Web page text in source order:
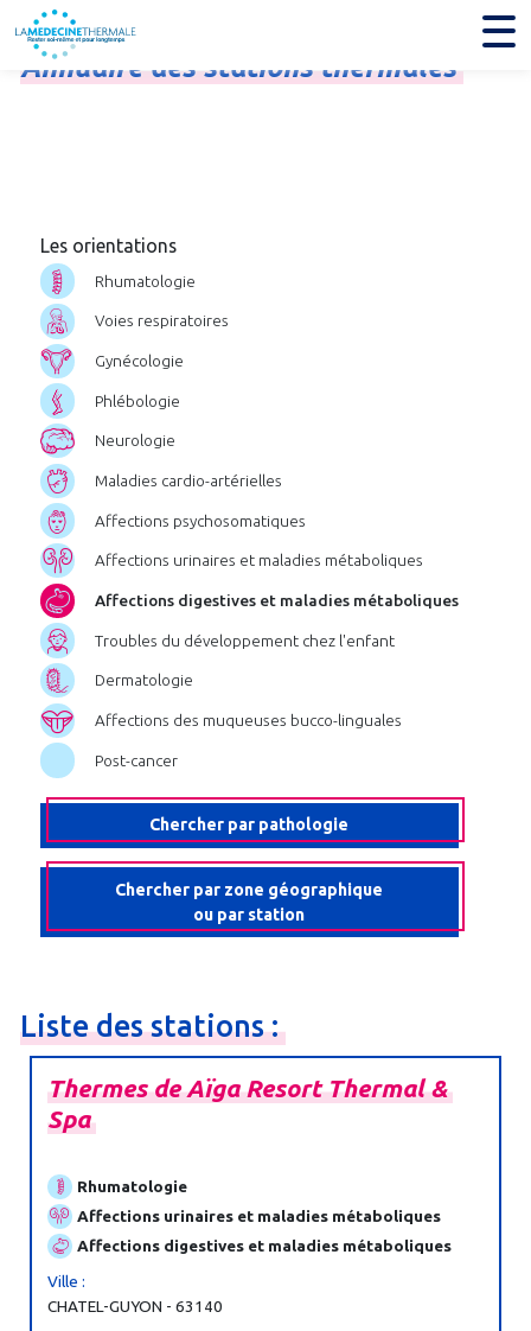
Annuairedesstationsthermales
Les orientations
Rhumatologie
Voies respiratoires
Gynécologie
Phlébologie
Neurologie
Maladies cardio-artérielles
Affections psychosomatiques
Affections urinaires et maladies métaboliques
Affections digestives et maladies métaboliques
Troubles du développement chez l'enfant
Dermatologie
Affections des muqueuses bucco-linguales
Post-cancer
Chercher par pathologie
Chercher par zone géographique
ou par station
Listedesstations:
ThermesdeAïgaResortThermal&
Spa
Rhumatologie
Affections urinaires et maladies métaboliques
Affections digestives et maladies métaboliques
Ville :
CHATEL-GUYON - 63140